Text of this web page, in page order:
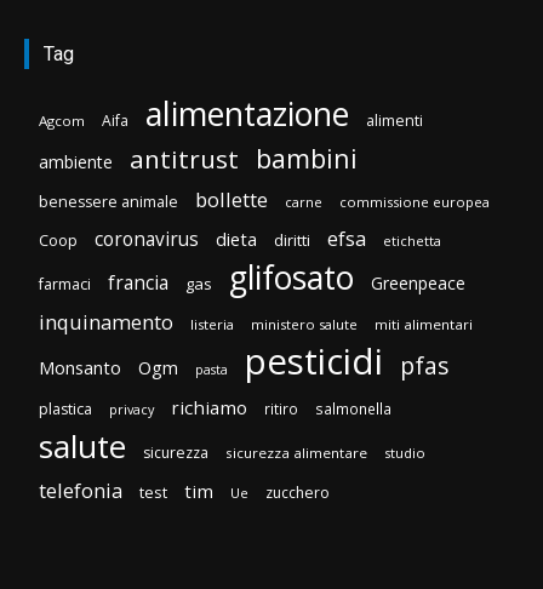
Tag
Agcom Aifa alimentazione alimenti
ambiente antitrust bambini
benessere animale bollette carne commissione europea
Coop coronavirus dieta diritti efsa etichetta
farmaci francia gas glifosato Greenpeace
inquinamento listeria ministero salute miti alimentari
Monsanto Ogm pasta pesticidi pfas
plastica privacy richiamo ritiro salmonella
salute sicurezza sicurezza alimentare studio
telefonia test tim Ue zucchero